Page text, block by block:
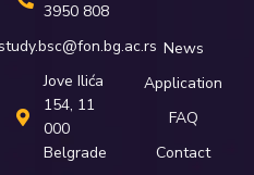
3950 808
Јove Ilića
154, 11
000
Belgrade
News
Application
FAQ
Contact